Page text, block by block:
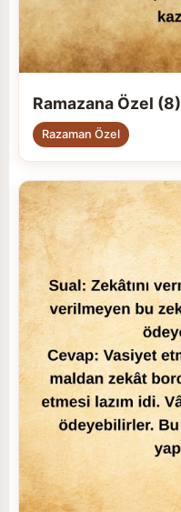
Ramazana Özel (8)
Razaman Özel